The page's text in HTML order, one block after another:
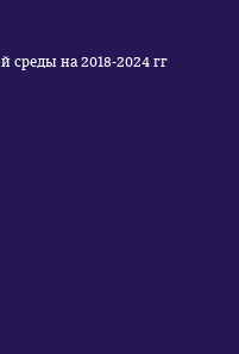
среды на 2018-2024 гг